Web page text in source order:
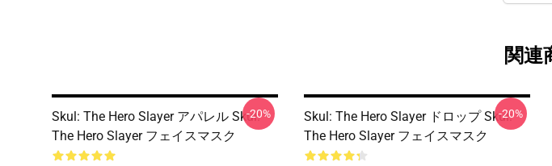
関連
Skul: The Hero Slayer アパレル Skul:
The Hero Slayer フェイスマスク
-20%
Skul: The Hero Slayer ドロップ Skul:
The Hero Slayer フェイスマスク
-20%